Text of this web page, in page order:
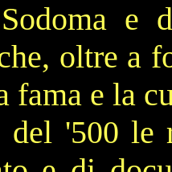
Sodomae di
oltre a
fama e la
del '500 le